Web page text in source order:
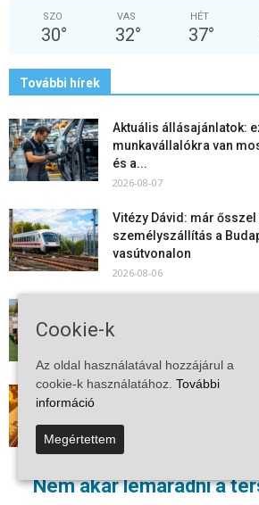
Nem akar lemaradni a
SZO
30°
VAS
32°
HÉT
37°
További hírek
Aktuális állásajánlatok:
munkavállalókra van
és a...
2026-08-07
Vitézy Dávid: már
személyszállítás a
vasútvonalon
2026-08-06
Megkezdte a
együtt maradt a keret,...
Mi történik Európa
2026-08-05
Folyamatosak a nyári
Kiskőrösön – útburkolati
Cookie-k
Az oldal használatával hozzájárul a
cookie-k használatához. További
információ
Megértettem